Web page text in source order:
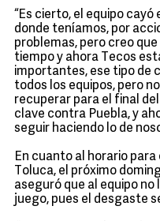
“Es cierto, el equipo
donde teníamos, por
problemas, pero creo
tiempo y ahora Tecos
importantes, ese tipo de
todos los equipos, pero
recuperar para el final
clave contra Puebla, y
seguir haciendo lo de
En cuanto al horario
Toluca, el próximo
aseguró que al equipo no
juego, pues el desgaste